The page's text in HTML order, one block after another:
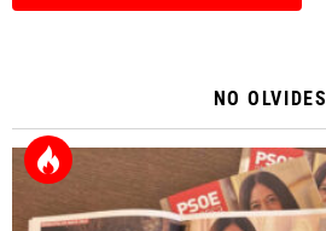
NO OLVIDES